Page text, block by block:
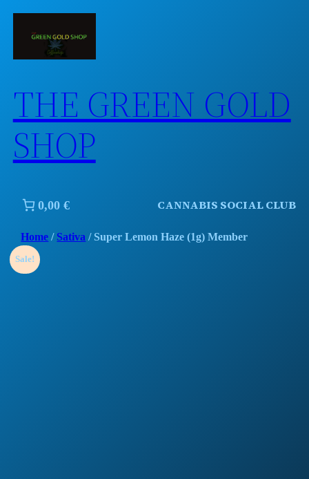
Skip
THE GREEN GOLD
SHOP
0,00 € CANNABIS SOCIAL CLUB
Home / Sativa / Super Lemon Haze (1g) Member
Sale!